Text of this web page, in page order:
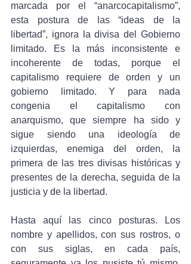
marcada por el “anarcocapitalismo”,
esta postura de las “ideas de la
libertad”, ignora la divisa del Gobierno
limitado. Es la más inconsistente e
incoherente de todas, porque el
capitalismo requiere de orden y un
gobierno limitado. Y para nada
congenia el capitalismo con
anarquismo, que siempre ha sido y
sigue siendo una ideología de
izquierdas, enemiga del orden, la
primera de las tres divisas históricas y
presentes de la derecha, seguida de la
justicia y de la libertad.
Hasta aquí las cinco posturas. Los
nombre y apellidos, con sus rostros, o
con sus siglas, en cada país,